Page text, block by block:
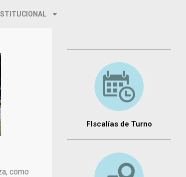
como
FIscalías de Turno